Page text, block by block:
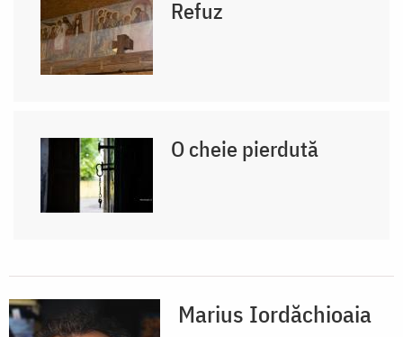
Refuz
O cheie pierdută
Marius Iordăchioaia